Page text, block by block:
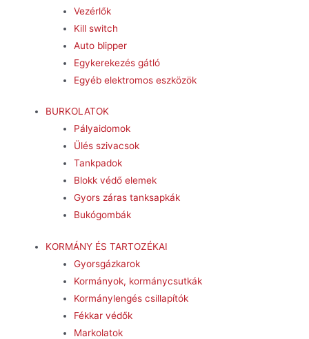
Vezérlők
Kill switch
Auto blipper
Egykerekezés gátló
Egyéb elektromos eszközök
BURKOLATOK
Pályaidomok
Ülés szivacsok
Tankpadok
Blokk védő elemek
Gyors záras tanksapkák
Bukógombák
KORMÁNY ÉS TARTOZÉKAI
Gyorsgázkarok
Kormányok, kormánycsutkák
Kormánylengés csillapítók
Fékkar védők
Markolatok